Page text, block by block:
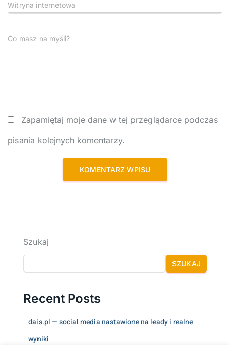
Witryna internetowa
Co masz na myśli?
Zapamiętaj moje dane w tej przeglądarce podczas
pisania kolejnych komentarzy.
Szukaj
SZUKAJ
Recent Posts
dais.pl — social media nastawione na leady i realne
wyniki